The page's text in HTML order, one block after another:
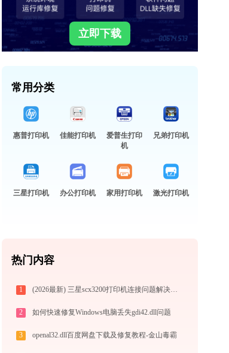
立即下载
常用分类
惠普打印机 佳能打印机
爱普生打印
机
兄弟打印机
三星打印机 办公打印机 家用打印机 激光打印机
热门内容
1 (2026最新) 三星scx3200打印机连接问题解决方法 - 金山毒霸
2 如何快速修复Windows电脑丢失gdi42.dll问题
3 openal32.dll百度网盘下载及修复教程-金山毒霸